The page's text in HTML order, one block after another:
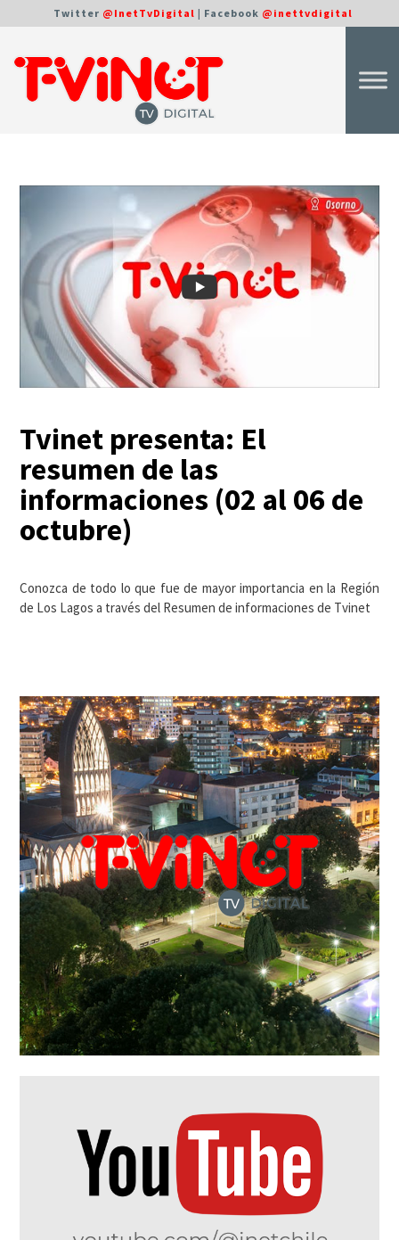
Twitter @InetTvDigital | Facebook @inettvdigital
Tvinet presenta: El
resumen de las
informaciones (02 al 06 de
octubre)
Conozca de todo lo que fue de mayor importancia en la Región
de Los Lagos a través del Resumen de informaciones de Tvinet